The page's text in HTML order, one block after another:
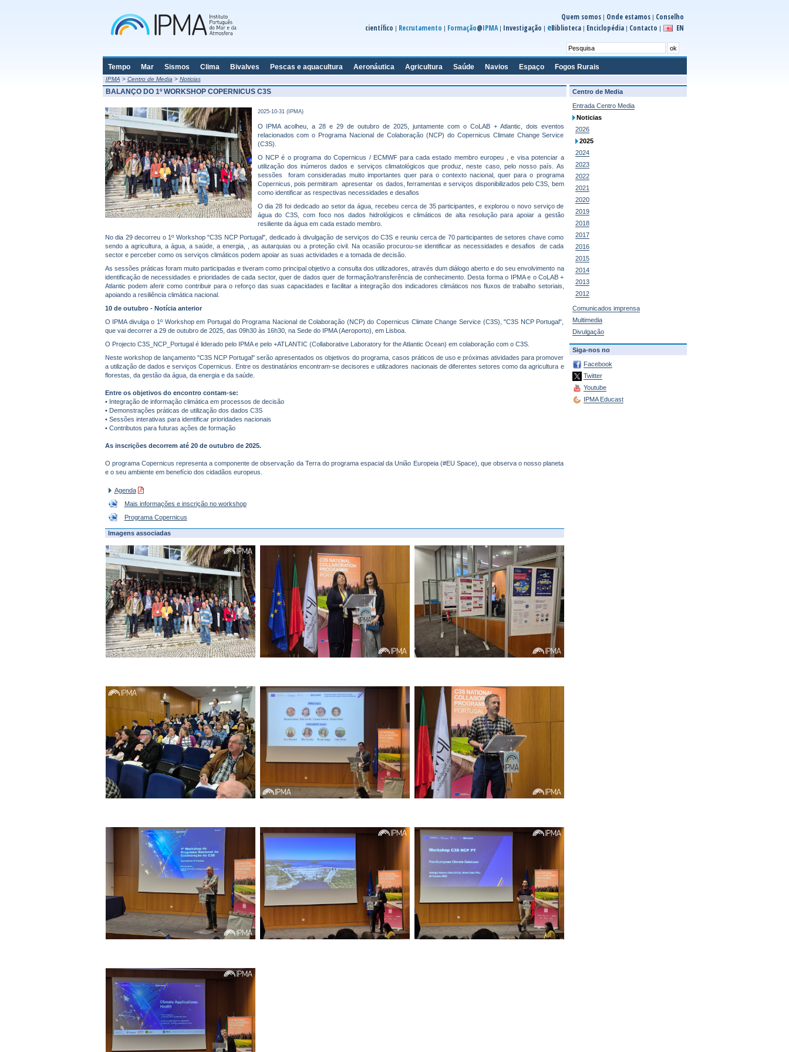
Quem somos| Onde estamos| Conselho
científico | Recrutamento | Formação@IPMA| Investigação | eBiblioteca| Enciclopédia| Contacto | EN
Tempo Mar Sismos Clima Bivalves Pescas e aquacultura Aeronáutica Agricultura Saúde Navios Espaço Fogos Rurais
IPMA > Centro de Media > Noticias
BALANÇO DO 1º WORKSHOP COPERNICUS C3S
2025-10-31 (IPMA)
O IPMA acolheu, a 28 e 29 de outubro de 2025, juntamente com o CoLAB + Atlantic, dois eventos
relacionados com o Programa Nacional de Colaboração (NCP) do Copernicus Climate Change Service
(C3S).
O NCP é o programa do Copernicus / ECMWF para cada estado membro europeu , e visa potenciar a
utilização dos inúmeros dados e serviços climatológicos que produz, neste caso, pelo nosso país. As
sessões foram consideradas muito importantes quer para o contexto nacional, quer para o programa
Copernicus, pois permitiram apresentar os dados, ferramentas e serviços disponibilizados pelo C3S, bem
como identificar as respectivas necessidades e desafios
O dia 28 foi dedicado ao setor da água, recebeu cerca de 35 participantes, e explorou o novo serviço de
água do C3S, com foco nos dados hidrológicos e climáticos de alta resolução para apoiar a gestão
resiliente da água em cada estado membro.
No dia 29 decorreu o 1º Workshop "C3S NCP Portugal", dedicado à divulgação de serviços do C3S e reuniu cerca de 70 participantes de setores chave como
sendo a agricultura, a água, a saúde, a energia, , as autarquias ou a proteção civil. Na ocasião procurou-se identificar as necessidades e desafios de cada
sector e perceber como os serviços climáticos podem apoiar as suas actividades e a tomada de decisão.
As sessões práticas foram muito participadas e tiveram como principal objetivo a consulta dos utilizadores, através dum diálogo aberto e do seu envolvimento na
identificação de necessidades e prioridades de cada sector, quer de dados quer de formação/transferência de conhecimento. Desta forma o IPMA e o CoLAB +
Atlantic podem aferir como contribuir para o reforço das suas capacidades e facilitar a integração dos indicadores climáticos nos fluxos de trabalho setoriais,
apoiando a resiliência climática nacional.
10 de outubro - Notícia anterior
O IPMA divulga o 1º Workshop em Portugal do Programa Nacional de Colaboração (NCP) do Copernicus Climate Change Service (C3S), "C3S NCP Portugal",
que vai decorrer a 29 de outubro de 2025, das 09h30 às 16h30, na Sede do IPMA (Aeroporto), em Lisboa.
O Projecto C3S_NCP_Portugal é liderado pelo IPMA e pelo +ATLANTIC (Collaborative Laboratory for the Atlantic Ocean) em colaboração com o C3S.
Neste workshop de lançamento "C3S NCP Portugal" serão apresentados os objetivos do programa, casos práticos de uso e próximas atividades para promover
a utilização de dados e serviços Copernicus. Entre os destinatários encontram-se decisores e utilizadores nacionais de diferentes setores como da agricultura e
florestas, da gestão da água, da energia e da saúde.
Entre os objetivos do encontro contam-se:
• Integração de informação climática em processos de decisão
• Demonstrações práticas de utilização dos dados C3S
• Sessões interativas para identificar prioridades nacionais
• Contributos para futuras ações de formação
As inscrições decorrem até 20 de outubro de 2025.
O programa Copernicus representa a componente de observação da Terra do programa espacial da União Europeia (#EU Space), que observa o nosso planeta
e o seu ambiente em benefício dos cidadãos europeus.
Agenda
Mais informações e inscrição no workshop
Programa Copernicus
Imagens associadas
Centro de Media
Entrada Centro Media
Noticias
2026
2025
2024
2023
2022
2021
2020
2019
2018
2017
2016
2015
2014
2013
2012
Comunicados imprensa
Multimedia
Divulgação
Siga-nos no
Facebook
Twitter
Youtube
IPMA Educast